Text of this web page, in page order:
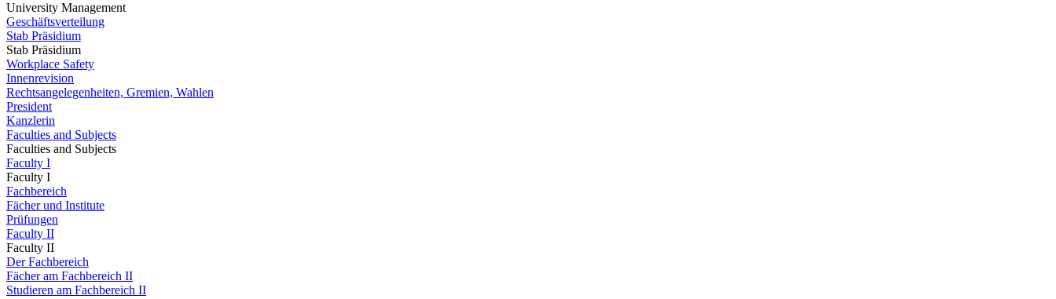
University Management
Geschäftsverteilung
Stab Präsidium
Stab Präsidium
Workplace Safety
Innenrevision
Rechtsangelegenheiten, Gremien, Wahlen
President
Kanzlerin
Faculties and Subjects
Faculties and Subjects
Faculty I
Faculty I
Fachbereich
Fächer und Institute
Prüfungen
Faculty II
Faculty II
Der Fachbereich
Fächer am Fachbereich II
Studieren am Fachbereich II